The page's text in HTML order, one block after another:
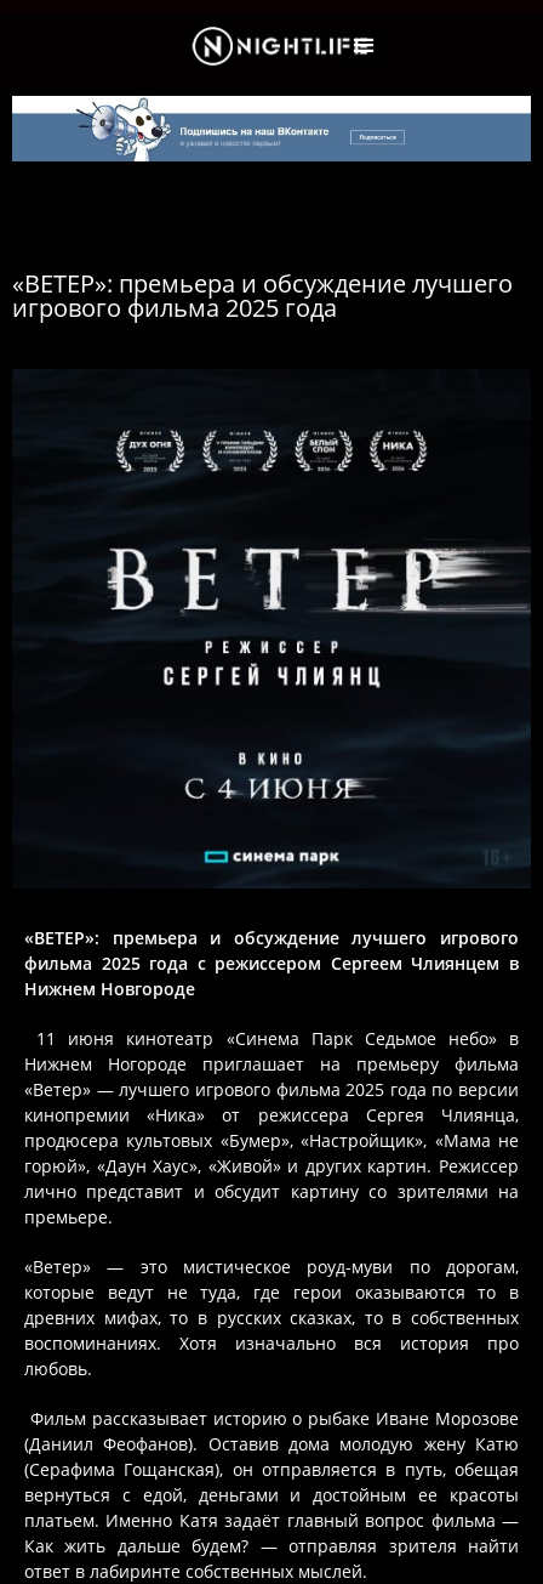
«ВЕТЕР»: премьера и обсуждение лучшего
игрового фильма 2025 года
«ВЕТЕР»: премьера и обсуждение лучшего игрового
фильма 2025 года с режиссером Сергеем Члиянцем в
Нижнем Новгороде
11 июня кинотеатр «Синема Парк Седьмое небо» в
Нижнем Ногороде приглашает на премьеру фильма
«Ветер» — лучшего игрового фильма 2025 года по версии
кинопремии «Ника‎» от режиссера Сергея Члиянца,
продюсера культовых «Бумер», «Настройщик», «Мама не
горюй», «Даун Хаус», «Живой» и других картин. Режиссер
лично представит и обсудит картину со зрителями на
премьере.
«Ветер» — это мистическое роуд-муви по дорогам,
которые ведут не туда, где герои оказываются то в
древних мифах, то в русских сказках, то в собственных
воспоминаниях. Хотя изначально вся история про
любовь.
Фильм рассказывает историю о рыбаке Иване Морозове
(Даниил Феофанов). Оставив дома молодую жену Катю
(Серафима Гощанская), он отправляется в путь, обещая
вернуться с едой, деньгами и достойным ее красоты
платьем. Именно Катя задаёт главный вопрос фильма —
Как жить дальше будем? — отправляя зрителя найти
ответ в лабиринте собственных мыслей.